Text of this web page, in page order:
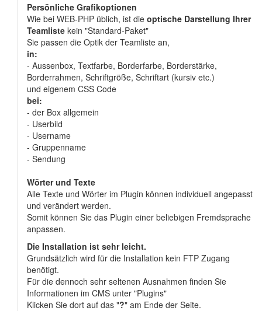
Persönliche Grafikoptionen
Wie bei WEB-PHP üblich, ist die optische Darstellung Ihrer
Teamliste kein "Standard-Paket"
Sie passen die Optik der Teamliste an,
in:
- Aussenbox, Textfarbe, Borderfarbe, Borderstärke,
Borderrahmen, Schriftgröße, Schriftart (kursiv etc.)
und eigenem CSS Code
bei:
- der Box allgemein
- Userbild
- Username
- Gruppenname
- Sendung
Wörter und Texte
Alle Texte und Wörter im Plugin können individuell angepasst
und verändert werden.
Somit können Sie das Plugin einer beliebigen Fremdsprache
anpassen.
Die Installation ist sehr leicht.
Grundsätzlich wird für die Installation kein FTP Zugang
benötigt.
Für die dennoch sehr seltenen Ausnahmen finden Sie
Informationen im CMS unter "Plugins"
Klicken Sie dort auf das "?" am Ende der Seite.